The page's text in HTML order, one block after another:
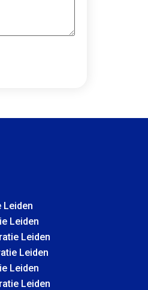
Leiden
Leiden
Leiden
Leiden
Leiden
Leiden